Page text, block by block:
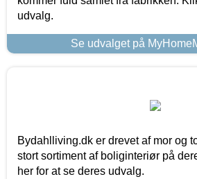
udvalg.
Se udvalget på
Bydahlliving.dk er drevet af mor og
stort sortiment af boliginteriør på
her for at se deres udvalg.